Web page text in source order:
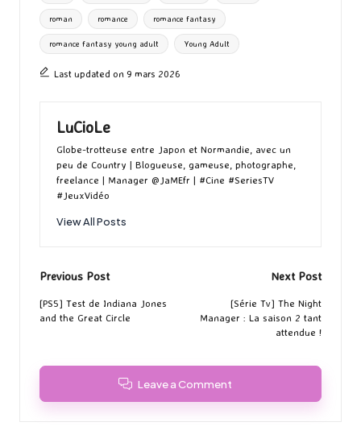
er
roman romance romance fantasy
romance fantasy young adult Young Adult
Last updated on 9 mars 2026
LuCioLe
Globe-trotteuse entre Japon et Normandie, avec un
peu de Country | Blogueuse, gameuse, photographe,
freelance | Manager @JaMEfr | #Cine #SeriesTV
#JeuxVidéo
View All Posts
Post
navigation
Previous Post
[PS5] Test de Indiana Jones
and the Great Circle
Next Post
[Série Tv] The Night
Manager : La saison 2 tant
attendue !
Leave a Comment